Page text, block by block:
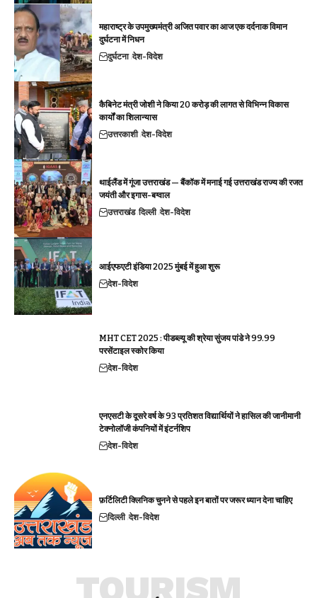
महाराष्ट्र के उपमुख्यमंत्री अजित पवार का आज एक दर्दनाक विमान
दुर्घटना में निधन
दुर्घटना देश-विदेश
कैबिनेट मंत्री जोशी ने किया 20 करोड़ की लागत से विभिन्न विकास
कार्यों का शिलान्यास
उत्तरकाशी देश-विदेश
थाईलैंड में गूंजा उत्तराखंड — बैंकॉक में मनाई गई उत्तराखंड राज्य की रजत
जयंती और इगास-बग्वाल
उत्तराखंड दिल्ली देश-विदेश
आईएफएटी इंडिया 2025 मुंबई में हुआ शुरू
देश-विदेश
MHT CET 2025 : पीडब्ल्यू की श्रेया सुंजय पांडे ने 99.99
परसेंटाइल स्कोर किया
देश-विदेश
एनएसटी के दूसरे वर्ष के 93 प्रतिशत विद्यार्थियों ने हासिल की जानीमानी
टेक्नोलॉजी कंपनियों में इंटर्नशिप
देश-विदेश
फ़र्टिलिटी क्लिनिक चुनने से पहले इन बातों पर जरूर ध्यान देना चाहिए
दिल्ली देश-विदेश
TOURISM